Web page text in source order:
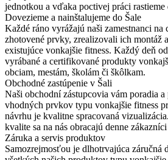
jednotkou a vďaka poctivej práci rastieme
Dovezieme a nainštalujeme do Šale
Každé ráno vyrážajú naši zamestnanci na
zhotovené prvky, zrealizovali ich montáž
existujúce vonkajšie fitness. Každý deň
vyrábané a certifikované produkty
obciam, mestám, školám či škôlkam.
Obchodné zastúpenie v Šali
Naši obchodní zástupcovia vám poradia
vhodných prvkov typu vonkajšie fitness
návrhu je kvalitne spracovaná
kvalite sa na nás obracajú denne
Záruka a servis produktov
Samozrejmosťou je dlhotrvajúca záručná